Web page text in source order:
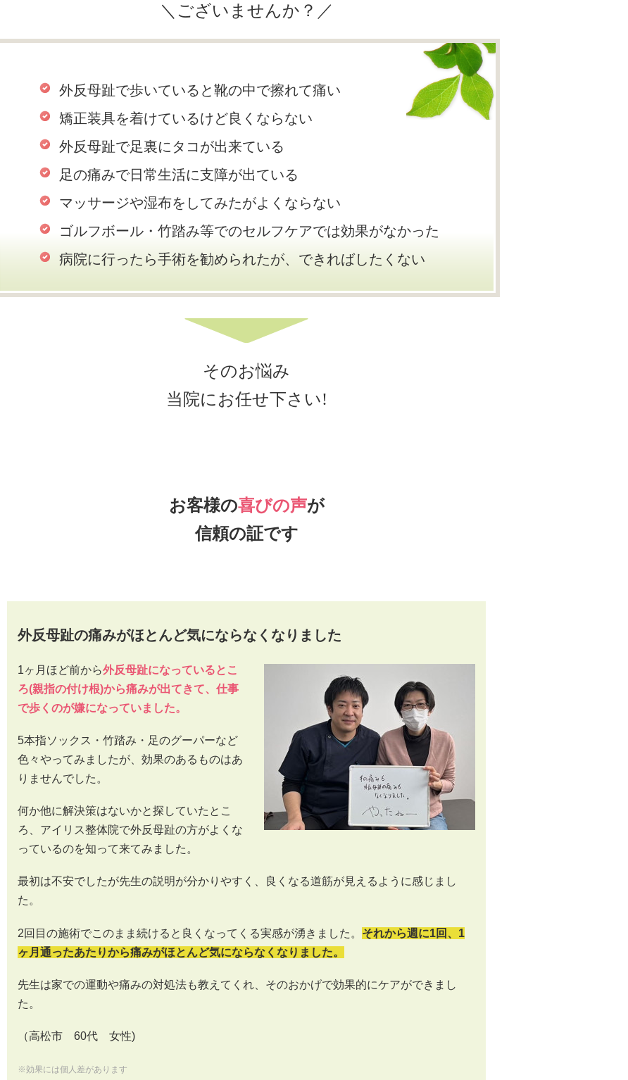
＼ございませんか？／
外反母趾で歩いていると靴の中で擦れて痛い
矯正装具を着けているけど良くならない
外反母趾で足裏にタコが出来ている
足の痛みで日常生活に支障が出ている
マッサージや湿布をしてみたがよくならない
ゴルフボール・竹踏み等でのセルフケアでは効果がなかった
病院に行ったら手術を勧められたが、できればしたくない
そのお悩み
当院にお任せ下さい!
お客様の喜びの声が
信頼の証です
外反母趾の痛みがほとんど気にならなくなりました
1ヶ月ほど前から外反母趾になっているとこ
ろ(親指の付け根)から痛みが出てきて、仕事
で歩くのが嫌になっていました。
5本指ソックス・竹踏み・足のグーパーなど
色々やってみましたが、効果のあるものはあ
りませんでした。
何か他に解決策はないかと探していたとこ
ろ、アイリス整体院で外反母趾の方がよくな
っているのを知って来てみました。
最初は不安でしたが先生の説明が分かりやすく、良くなる道筋が見えるように感じまし
た。
2回目の施術でこのまま続けると良くなってくる実感が湧きました。 それから週に1回、1
ヶ月通ったあたりから痛みがほとんど気にならなくなりました。
先生は家での運動や痛みの対処法も教えてくれ、そのおかげで効果的にケアができまし
た。
（高松市 60代 女性)
※効果には個人差があります